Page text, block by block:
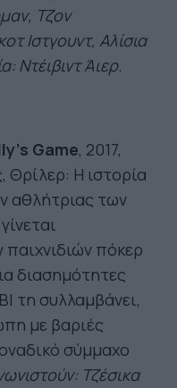
Τζον
Ιστγουντ, Αλίσια
Ντέιβιντ Άιερ.
Game, 2017,
Θρίλερ: Η ιστορία
αθλήτριας των
πόκερ
διασημότητες
τη συλλαμβάνει,
με βαριές
σύμμαχο
Τζέσικα